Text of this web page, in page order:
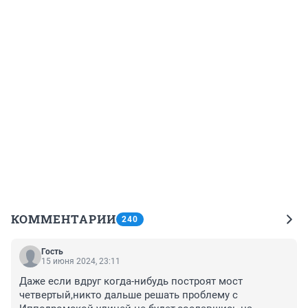
КОММЕНТАРИИ 240
Гость
15 июня 2024, 23:11
Даже если вдруг когда-нибудь построят мост
четвертый,никто дальше решать проблему с